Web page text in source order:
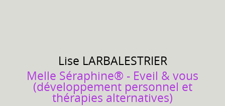
Lise LARBALESTRIER
Melle Séraphine® - Eveil & vous
(développement personnel et
thérapies alternatives)